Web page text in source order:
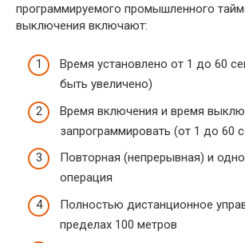
программируемого промышленного
выключения включают:
Время установлено от 1 до 60
быть увеличено)
Время включения и время
запрограммировать (от 1 до 60
Повторная (непрерывная) и
операция
Полностью дистанционное
пределах 100 метров